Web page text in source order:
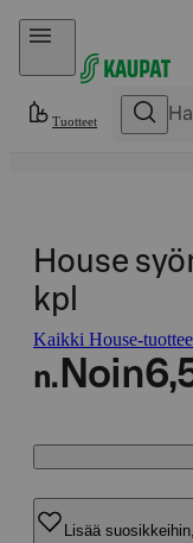
Hyppää sisältöön
Tuotteet
House
kpl
Kaikki House-
n. Noin
Lisää